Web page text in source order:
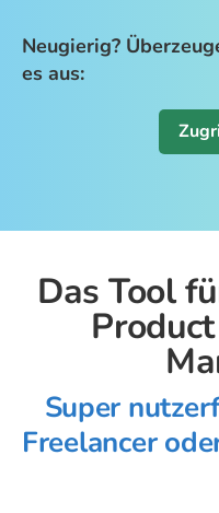
Neugierig?
es aus:
Das Tool
Super
Freelancer